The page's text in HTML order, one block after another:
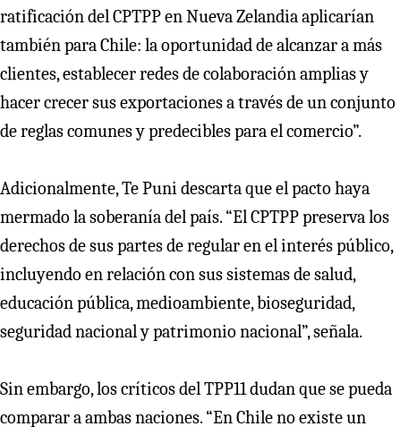
ratificación del CPTPP en Nueva Zelandia aplicarían
también para Chile: la oportunidad de alcanzar a más
clientes, establecer redes de colaboración amplias y
hacer crecer sus exportaciones a través de un conjunto
de reglas comunes y predecibles para el comercio”.
Adicionalmente, Te Puni descarta que el pacto haya
mermado la soberanía del país. “El CPTPP preserva los
derechos de sus partes de regular en el interés público,
incluyendo en relación con sus sistemas de salud,
educación pública, medioambiente, bioseguridad,
seguridad nacional y patrimonio nacional”, señala.
Sin embargo, los críticos del TPP11 dudan que se pueda
comparar a ambas naciones. “En Chile no existe un